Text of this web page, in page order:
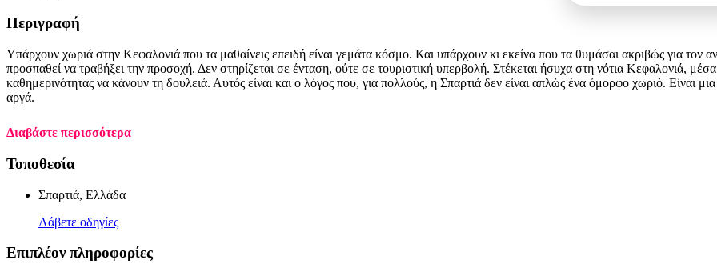
Περιγραφή
Υπάρχουν χωριά στην Κεφαλονιά που τα μαθαίνεις επειδή είναι γεμάτα κόσμο. Και υπάρχουν κι εκείνα που τα θυμάσαι ακριβώς για τον
προσπαθεί να τραβήξει την προσοχή. Δεν στηρίζεται σε ένταση, ούτε σε τουριστική υπερβολή. Στέκεται ήσυχα στη νότια Κεφαλονιά,
καθημερινότητας να κάνουν τη δουλειά. Αυτός είναι και ο λόγος που, για πολλούς, η Σπαρτιά δεν είναι απλώς ένα όμορφο χωριό. Είναι
αργά.
Διαβάστε περισσότερα
Τοποθεσία
Σπαρτιά, Ελλάδα
Λάβετε οδηγίες
Επιπλέον πληροφορίες